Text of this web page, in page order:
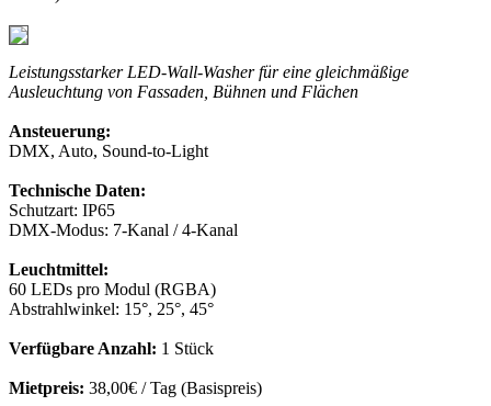
Leistungsstarker LED-Wall-Washer für eine gleichmäßige
Ausleuchtung von Fassaden, Bühnen und Flächen
Ansteuerung:
DMX, Auto, Sound-to-Light
Technische Daten:
Schutzart: IP65
DMX-Modus: 7-Kanal / 4-Kanal
Leuchtmittel:
60 LEDs pro Modul (RGBA)
Abstrahlwinkel: 15°, 25°, 45°
Verfügbare Anzahl: 1 Stück
Mietpreis: 38,00€ / Tag (Basispreis)